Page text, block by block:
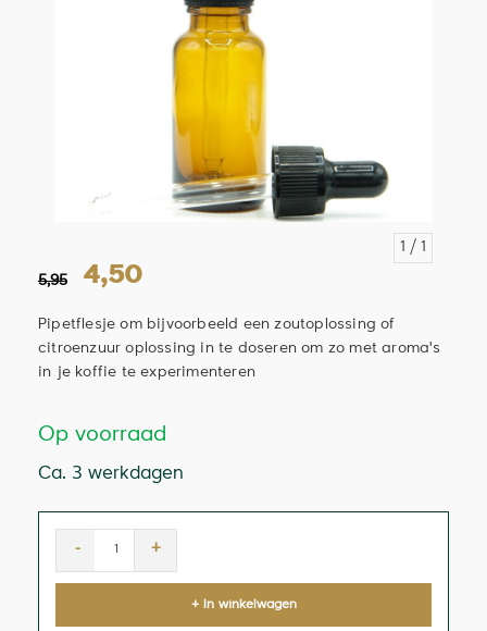
1 / 1
5,95 4,50
Pipetflesje om bijvoorbeeld een zoutoplossing of
citroenzuur oplossing in te doseren om zo met aroma's
in je koffie te experimenteren
Op voorraad
Ca. 3 werkdagen
- +
+ In winkelwagen